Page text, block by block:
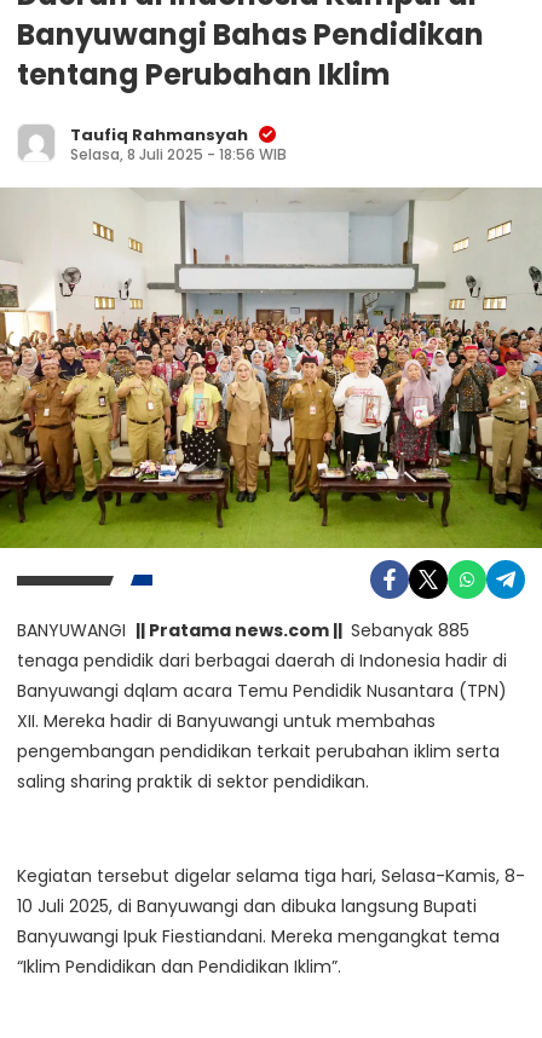
Banyuwangi Bahas Pendidikan
tentang Perubahan Iklim
Taufiq Rahmansyah
Selasa, 8 Juli 2025 - 18:56 WIB
BANYUWANGI || Pratama news.com || Sebanyak 885
tenaga pendidik dari berbagai daerah di Indonesia hadir di
Banyuwangi dqlam acara Temu Pendidik Nusantara (TPN)
XII. Mereka hadir di Banyuwangi untuk membahas
pengembangan pendidikan terkait perubahan iklim serta
saling sharing praktik di sektor pendidikan.
Kegiatan tersebut digelar selama tiga hari, Selasa-Kamis, 8-
10 Juli 2025, di Banyuwangi dan dibuka langsung Bupati
Banyuwangi Ipuk Fiestiandani. Mereka mengangkat tema
“Iklim Pendidikan dan Pendidikan Iklim”.